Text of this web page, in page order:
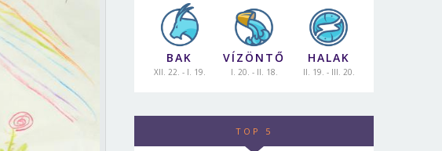
BAK
XII. 22. - I. 19.
VÍZÖNTŐ
I. 20. - II. 18.
HALAK
II. 19. - III. 20.
TOP 5